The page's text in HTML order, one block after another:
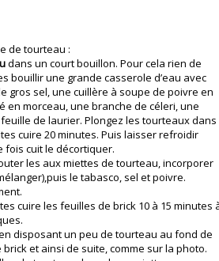
de tourteau :
dans un court bouillon. Pour cela rien de
bouillir une grande casserole d’eau avec
gros sel, une cuillère à soupe de poivre en
en morceau, une branche de céleri, une
de laurier. Plongez les tourteaux dans
cuire 20 minutes. Puis laisser refroidir
fois cuit le décortiquer.
les aux miettes de tourteau, incorporer
le tabasco, sel et poivre.
cuire les feuilles de brick 10 à 15 minutes
disposant un peu de tourteau au fond de
et ainsi de suite, comme sur la photo.